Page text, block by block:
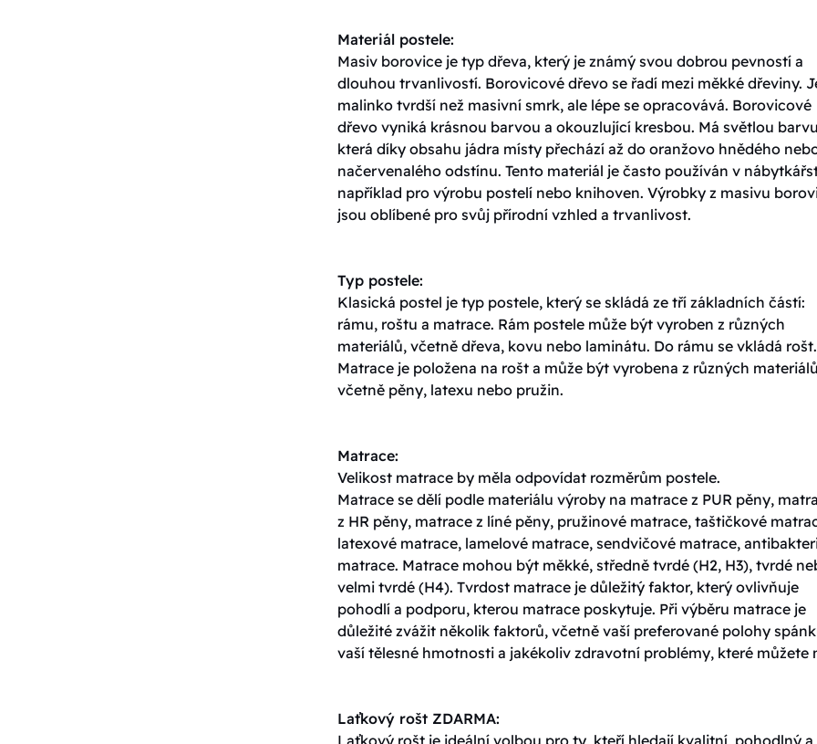
Materiál postele:
Masiv borovice je typ dřeva, který je známý svou dobrou pevností a
dlouhou trvanlivostí. Borovicové dřevo se řadí mezi měkké dřeviny.
malinko tvrdší než masivní smrk, ale lépe se opracovává. Borovicové
dřevo vyniká krásnou barvou a okouzlující kresbou. Má světlou
která díky obsahu jádra místy přechází až do oranžovo hnědého
načervenalého odstínu. Tento materiál je často používán v
například pro výrobu postelí nebo knihoven. Výrobky z masivu
jsou oblíbené pro svůj přírodní vzhled a trvanlivost.
Typ postele:
Klasická postel je typ postele, který se skládá ze tří základních částí:
rámu, roštu a matrace. Rám postele může být vyroben z různých
materiálů, včetně dřeva, kovu nebo laminátu. Do rámu se vkládá rošt.
Matrace je položena na rošt a může být vyrobena z různých
včetně pěny, latexu nebo pružin.
Matrace:
Velikost matrace by měla odpovídat rozměrům postele.
Matrace se dělí podle materiálu výroby na matrace z PUR pěny,
z HR pěny, matrace z líné pěny, pružinové matrace, taštičkové
latexové matrace, lamelové matrace, sendvičové matrace,
matrace. Matrace mohou být měkké, středně tvrdé (H2, H3), tvrdé
velmi tvrdé (H4). Tvrdost matrace je důležitý faktor, který ovlivňuje
pohodlí a podporu, kterou matrace poskytuje. Při výběru matrace je
důležité zvážit několik faktorů, včetně vaší preferované polohy
vaší tělesné hmotnosti a jakékoliv zdravotní problémy, které můžete
Laťkový rošt ZDARMA:
Laťkový rošt je ideální volbou pro ty, kteří hledají kvalitní, pohodlný a